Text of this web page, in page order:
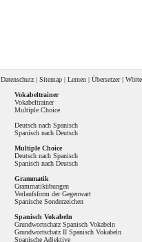
Datenschutz | Sitemap | Lernen | Übersetzer|
Vokabeltrainer
Vokabeltrainer
Multiple Choice
Deutsch nach Spanisch
Spanisch nach Deutsch
Multiple Choice
Deutsch nach Spanisch
Spanisch nach Deutsch
Grammatik
Grammatikübungen
Verlaufsform der Gegenwart
Spanische Sonderzeichen
Spanisch Vokabeln
Grundwortschatz Spanisch Vokabeln
Grundwortschatz II Spanisch Vokabeln
Spanische Adjektive